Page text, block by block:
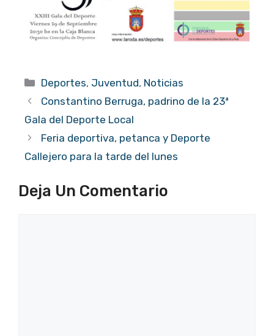
Categorías
Deportes, Juventud, Noticias
Constantino Berruga, padrino de la 23ª
Gala del Deporte Local
Feria deportiva, petanca y Deporte
Callejero para la tarde del lunes
Deja Un Comentario